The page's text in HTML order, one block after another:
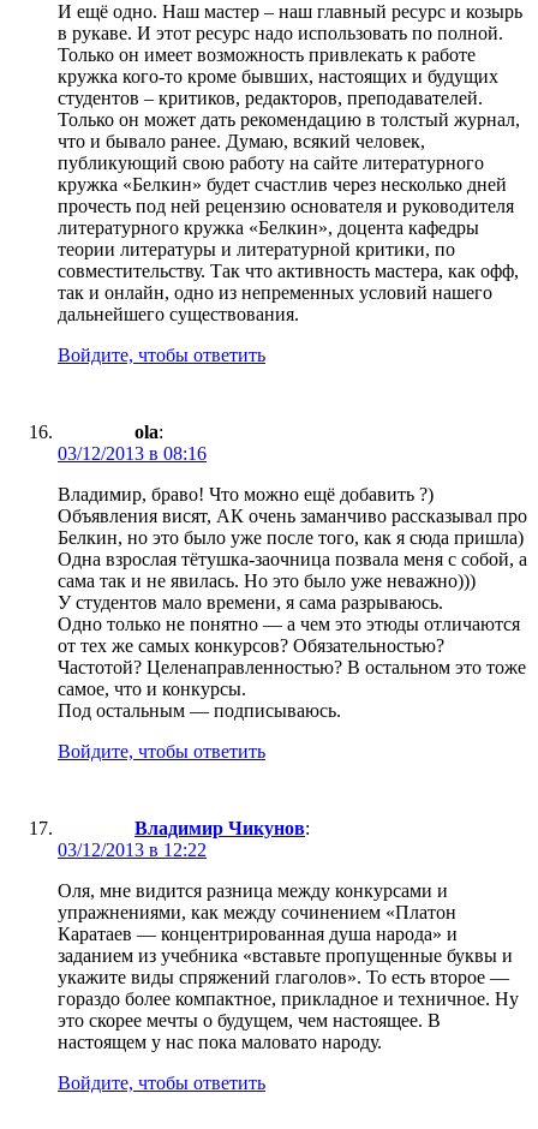
И ещё одно. Наш мастер – наш главный ресурс и козырь
в рукаве. И этот ресурс надо использовать по полной.
Только он имеет возможность привлекать к работе
кружка кого-то кроме бывших, настоящих и будущих
студентов – критиков, редакторов, преподавателей.
Только он может дать рекомендацию в толстый журнал,
что и бывало ранее. Думаю, всякий человек,
публикующий свою работу на сайте литературного
кружка «Белкин» будет счастлив через несколько дней
прочесть под ней рецензию основателя и руководителя
литературного кружка «Белкин», доцента кафедры
теории литературы и литературной критики, по
совместительству. Так что активность мастера, как офф,
так и онлайн, одно из непременных условий нашего
дальнейшего существования.
Войдите, чтобы ответить
ola:
03/12/2013 в 08:16
Владимир, браво! Что можно ещё добавить ?)
Объявления висят, АК очень заманчиво рассказывал про
Белкин, но это было уже после того, как я сюда пришла)
Одна взрослая тётушка-заочница позвала меня с собой, а
сама так и не явилась. Но это было уже неважно)))
У студентов мало времени, я сама разрываюсь.
Одно только не понятно — а чем это этюды отличаются
от тех же самых конкурсов? Обязательностью?
Частотой? Целенаправленностью? В остальном это тоже
самое, что и конкурсы.
Под остальным — подписываюсь.
Войдите, чтобы ответить
Владимир Чикунов:
03/12/2013 в 12:22
Оля, мне видится разница между конкурсами и
упражнениями, как между сочинением «Платон
Каратаев — концентрированная душа народа» и
заданием из учебника «вставьте пропущенные буквы и
укажите виды спряжений глаголов». То есть второе —
гораздо более компактное, прикладное и техничное. Ну
это скорее мечты о будущем, чем настоящее. В
настоящем у нас пока маловато народу.
Войдите, чтобы ответить